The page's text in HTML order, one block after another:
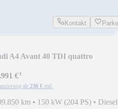
Kontakt
A4 Avant 40 TDI quattro
€¹
ab 236 € mtl.
km • 150 kW (204 PS) • Diesel